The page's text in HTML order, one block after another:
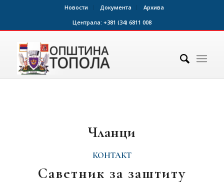
Новости Документа
Архива
Централа: +381 (34) 6811 008
Чланци
КОНТАКТ
Саветник за заштиту